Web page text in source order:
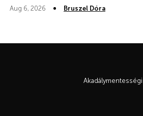
Aug 6, 2026 Bruszel Dóra